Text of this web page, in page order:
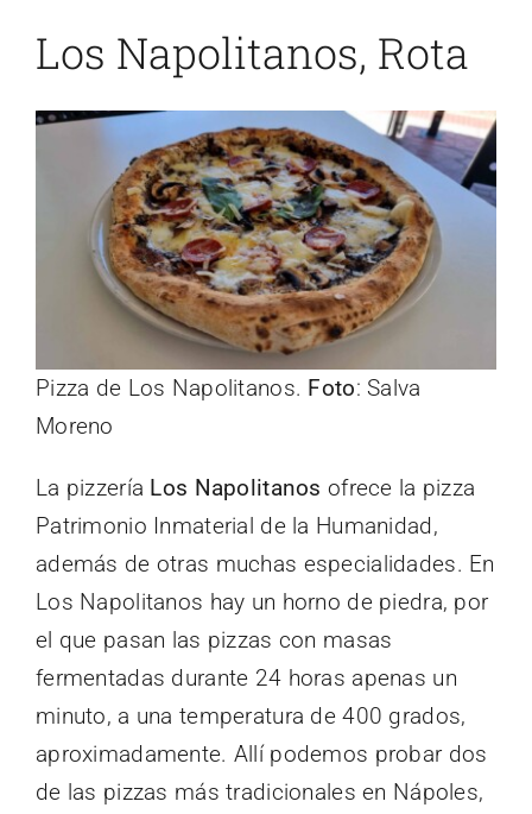
Los Napolitanos, Rota
Pizza de Los Napolitanos. Foto: Salva
Moreno
La pizzería Los Napolitanos ofrece la pizza
Patrimonio Inmaterial de la Humanidad,
además de otras muchas especialidades. En
Los Napolitanos hay un horno de piedra, por
el que pasan las pizzas con masas
fermentadas durante 24 horas apenas un
minuto, a una temperatura de 400 grados,
aproximadamente. Allí podemos probar dos
de las pizzas más tradicionales en Nápoles,